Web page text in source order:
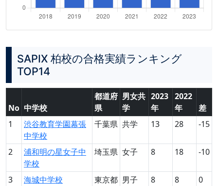
SAPIX 柏校の合格実績ランキング
TOP14
No 中学校
都道府
県
男女共
学
2023
年
2022
年
差
1
渋谷教育学園幕張
中学校
千葉県 共学 13 28 -15
2
浦和明の星女子中
学校
埼玉県 女子 8 18 -10
3 海城中学校 東京都 男子 8 8
0